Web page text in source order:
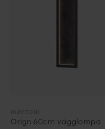
Orign 60cm vägglampa